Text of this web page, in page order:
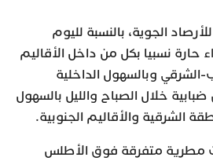
الجوية، بالنسبة لليوم
حارة نسبيا بكل من داخل الأقاليم
الشرقي وبالسهول الداخلية
خلال الصباح والليل بالسهول
الشرقية والأقاليم الجنوبية.
مطرية متفرقة فوق الأطلس